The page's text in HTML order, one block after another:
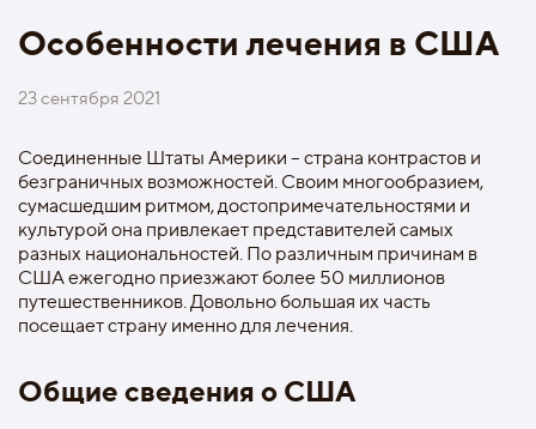
Особенности лечения в США
23 сентября 2021
Соединенные Штаты Америки – страна контрастов и
безграничных возможностей. Своим многообразием,
сумасшедшим ритмом, достопримечательностями и
культурой она привлекает представителей самых
разных национальностей. По различным причинам в
США ежегодно приезжают более 50 миллионов
путешественников. Довольно большая их часть
посещает страну именно для лечения.
Общие сведения о США